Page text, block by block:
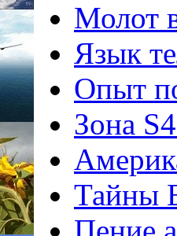
Молот
Язык
Опыт
Зона
Тайны